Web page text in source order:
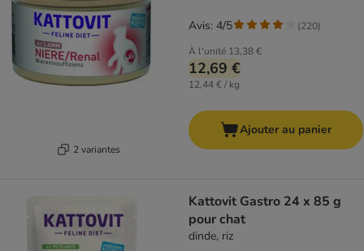
2 variantes
À l'unité 13,38 €
12,69 €
12,44 € / kg
Avis: 4/5 (220)
Ajouter au panier
Kattovit Gastro 24 x 85 g
pour chat
dinde, riz